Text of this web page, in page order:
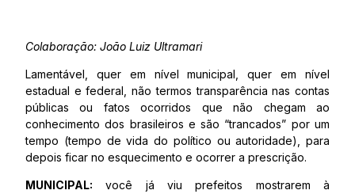
Colaboração: João Luiz Ultramari
Lamentável, quer em nível municipal, quer em nível
estadual e federal, não termos transparência nas contas
públicas ou fatos ocorridos que não chegam ao
conhecimento dos brasileiros e são “trancados” por um
tempo (tempo de vida do político ou autoridade), para
depois ficar no esquecimento e ocorrer a prescrição.
MUNICIPAL: você já viu prefeitos mostrarem à